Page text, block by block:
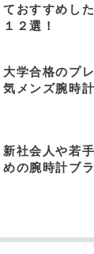
ておすすめし
１２選！
大学合格のプ
気メンズ腕時
新社会人や若
めの腕時計ブ